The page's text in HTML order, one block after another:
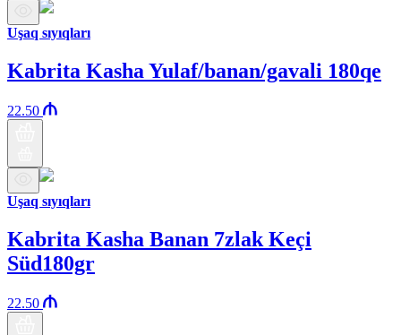
Uşaq sıyıqları
Kabrita Kasha Yulaf/banan/gavali 180qe
22.50
Uşaq sıyıqları
Kabrita Kasha Banan 7zlak Keçi
Süd180gr
22.50